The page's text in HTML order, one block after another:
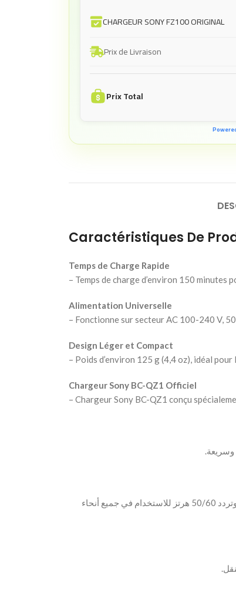
CHARGEUR SONY FZ100 ORIGINAL
Prix de Livraison
Prix Total
Caractéristiques De
Temps de Charge Rapide
– Temps de charge d’environ 150
Alimentation Universelle
– Fonctionne sur secteur AC 100-240 V,
Design Léger et Compact
– Poids d’environ 125 g (4,4 oz), idéal
Chargeur Sony BC-QZ1 Officiel
– Chargeur Sony BC-QZ1 conçu
‫- يعمل على التيار الكهربائي AC بجهد 100-240 فولت وتردد 50/60 هرتز للاستخدام في جميع أنحاء